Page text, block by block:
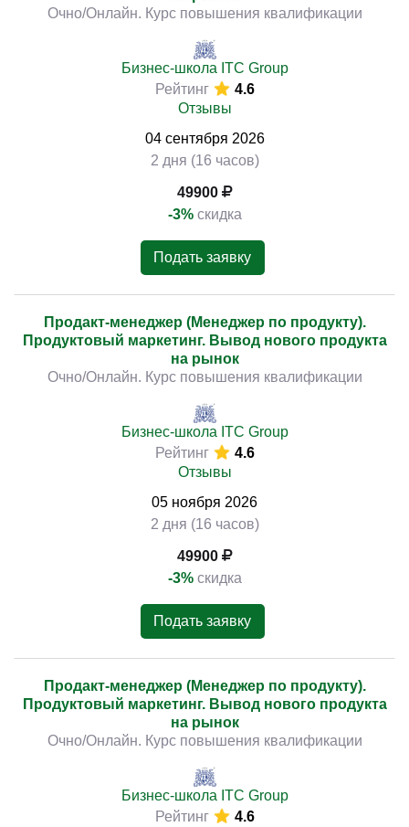
продуктов в различных сферах деятельности.
Очно/Онлайн. Курс повышения квалификации
Бизнес-школа ITC Group
Рейтинг
4.6
Отзывы
04 сентября 2026
2 дня (16 часов)
49900
-3% скидка
Подать заявку
Продакт-менеджер (Менеджер по продукту).
Продуктовый маркетинг. Вывод нового продукта
на рынок
Очно/Онлайн. Курс повышения квалификации
Бизнес-школа ITC Group
Рейтинг
4.6
Отзывы
05 ноября 2026
2 дня (16 часов)
49900
-3% скидка
Подать заявку
Продакт-менеджер (Менеджер по продукту).
Продуктовый маркетинг. Вывод нового продукта
на рынок
Очно/Онлайн. Курс повышения квалификации
Бизнес-школа ITC Group
Рейтинг
4.6